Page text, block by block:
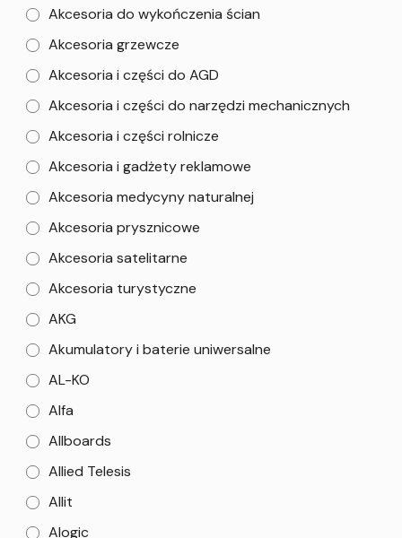
Akcesoria do wykończenia ścian
Akcesoria grzewcze
Akcesoria i części do AGD
Akcesoria i części do narzędzi mechanicznych
Akcesoria i części rolnicze
Akcesoria i gadżety reklamowe
Akcesoria medycyny naturalnej
Akcesoria prysznicowe
Akcesoria satelitarne
Akcesoria turystyczne
AKG
Akumulatory i baterie uniwersalne
AL-KO
Alfa
Allboards
Allied Telesis
Allit
Alogic